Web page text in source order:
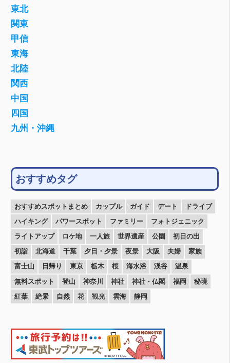
東北
関東
甲信
東海
北陸
関西
中国
四国
九州・沖縄
おすすめタグ
おすすめスポットまとめ カップル ガイド デート
ドライブ
ハイキング
パワースポット ファミリー
フォトジェニック
ライトアップ
ロケ地 一人旅 世界遺産 公園
初日の出
初詣
北海道 千葉 夕日・夕景 夜景 大阪 夫婦
家族
富士山
日帰り 東京 栃木 桜 海水浴 渓谷
温泉
無料スポット
登山 神奈川 神社 神社・仏閣 福岡
秘境
紅葉
絶景 自然 花 観光 雲海 静岡